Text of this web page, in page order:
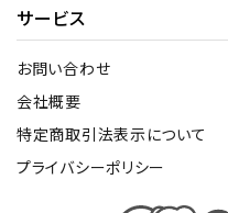
サービス
お問い合わせ
会社概要
特定商取引法表示について
プライバシーポリシー